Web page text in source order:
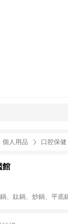
個人用品 口腔保健
館
、鈦鍋、炒鍋、平